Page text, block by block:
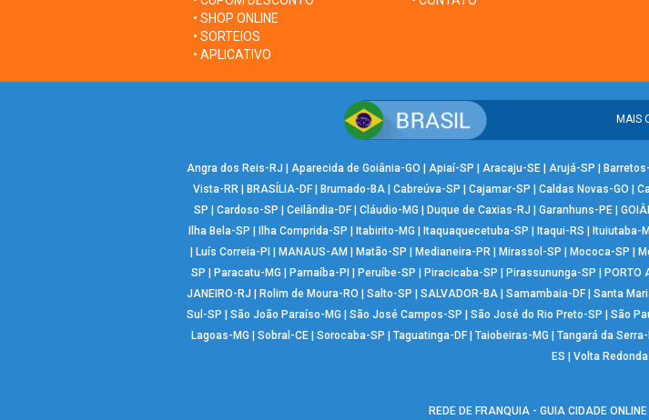
• SHOP ONLINE
• SORTEIOS
• APLICATIVO
MAIS
Angra dos Reis-RJ | Aparecida de Goiânia-GO | Apiaí-SP | Aracaju-SE| Arujá-SP |
Vista-RR | BRASÍLIA-DF| Brumado-BA| Cabreúva-SP | Cajamar-SP | Caldas Novas-GO |
SP | Cardoso-SP | Ceilândia-DF | Cláudio-MG | Duque de Caxias-RJ | Garanhuns-PE |
Ilha Bela-SP | Ilha Comprida-SP | Itabirito-MG | Itaquaquecetuba-SP | Itaqui-RS | Ituiutaba-
| Luís Correia-PI | MANAUS-AM | Matão-SP | Medianeira-PR | Mirassol-SP | Mococa-SP |
SP | Paracatu-MG | Parnaíba-PI | Peruíbe-SP | Piracicaba-SP | Pirassununga-SP | PORTO
JANEIRO-RJ | Rolim de Moura-RO | Salto-SP | SALVADOR-BA | Samambaia-DF | Santa
Sul-SP | São João Paraíso-MG | São José Campos-SP | São José do Rio Preto-SP | São
Lagoas-MG | Sobral-CE| Sorocaba-SP | Taguatinga-DF| Taiobeiras-MG | Tangará da
ES | Volta
REDE DE FRANQUIA - GUIA CIDADE